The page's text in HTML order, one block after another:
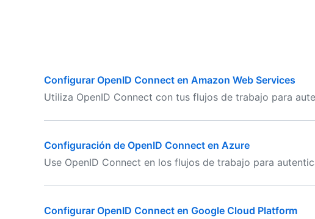
Configurar OpenID Connect en Amazon Web Services
Utiliza OpenID Connect con tus flujos de trabajo para
Configuración de OpenID Connect en Azure
Use OpenID Connect en los flujos de trabajo para
Configurar OpenID Connect en Google Cloud Platform